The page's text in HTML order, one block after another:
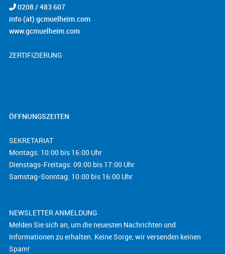
0208 / 483 607
info (at) gcmuelheim.com
www.gcmuelheim.com
ZERTIFIZIERUNG
ÖFFNUNGSZEITEN
SEKRETARIAT
Montags: 10:00 bis 16:00 Uhr
Dienstags-Freitags: 09:00 bis 17:00 Uhr
Samstag-Sonntag: 10:00 bis 16:00 Uhr
NEWSLETTER ANMELDUNG
Melden Sie sich an, um die neuesten Nachrichten und
Informationen zu erhalten. Keine Sorge, wir versenden keinen
Spam!